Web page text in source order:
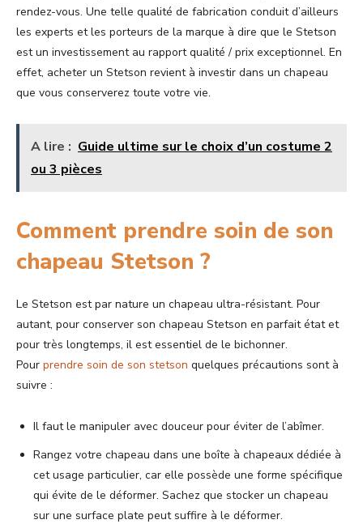
rendez-vous. Une telle qualité de fabrication conduit d’ailleurs
les experts et les porteurs de la marque à dire que le Stetson
est un investissement au rapport qualité / prix exceptionnel. En
effet, acheter un Stetson revient à investir dans un chapeau
que vous conserverez toute votre vie.
A lire : Guide ultime sur le choix d’un costume 2
ou 3 pièces
Comment prendre soin de son
chapeau Stetson ?
Le Stetson est par nature un chapeau ultra-résistant. Pour
autant, pour conserver son chapeau Stetson en parfait état et
pour très longtemps, il est essentiel de le bichonner.
Pour prendre soin de son stetson quelques précautions sont à
suivre :
Il faut le manipuler avec douceur pour éviter de l’abîmer.
Rangez votre chapeau dans une boîte à chapeaux dédiée à
cet usage particulier, car elle possède une forme spécifique
qui évite de le déformer. Sachez que stocker un chapeau
sur une surface plate peut suffire à le déformer.